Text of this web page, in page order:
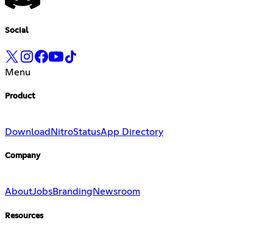
Social
Menu
Product
Download NitroStatusApp Directory
Company
AboutJobsBranding Newsroom
Resources